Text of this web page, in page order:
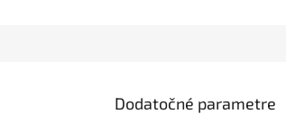
Dodatočné parametre